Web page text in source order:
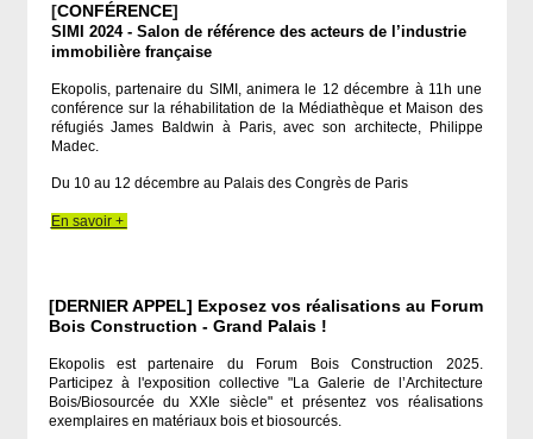
[CONFÉRENCE]
SIMI 2024 - Salon de référence des acteurs de l’industrie
immobilière française
Ekopolis, partenaire du SIMI, animera le 12 décembre à 11h une
conférence sur la réhabilitation de la Médiathèque et Maison des
réfugiés James Baldwin à Paris, avec son architecte, Philippe
Madec.
Du 10 au 12 décembre au Palais des Congrès de Paris
En savoir +
[DERNIER APPEL] Exposez vos réalisations au Forum
Bois Construction - Grand Palais !
Ekopolis est partenaire du Forum Bois Construction 2025.
Participez à l'exposition collective "La Galerie de l’Architecture
Bois/Biosourcée du XXIe siècle" et présentez vos réalisations
exemplaires en matériaux bois et biosourcés.